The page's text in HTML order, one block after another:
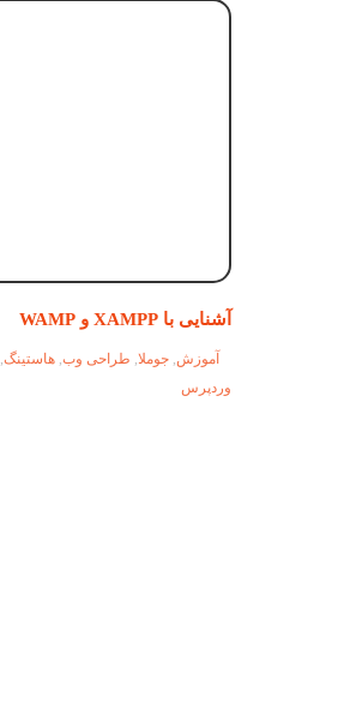
آشنایی با XAMPP و WAMP
آموزش ,جوملا طراحی وب ,هاستینگ
وردپرس